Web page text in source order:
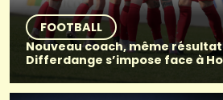
FOOTBALL
Nouveau coach, même résultat
Differdange s’impose face à